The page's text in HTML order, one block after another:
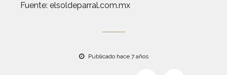
Fuente: elsoldeparral.com.mx
Publicado hace 7 años